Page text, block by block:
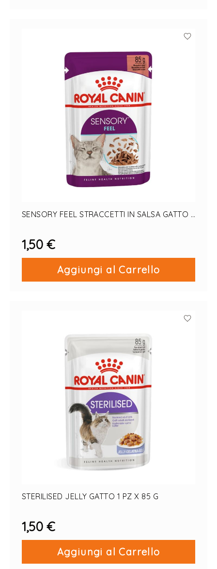
SENSORY FEEL STRACCETTI IN SALSA GATTO 1
1,50 €
Aggiungi al Carrello
STERILISED JELLY GATTO 1 PZ X 85 G
1,50 €
Aggiungi al Carrello